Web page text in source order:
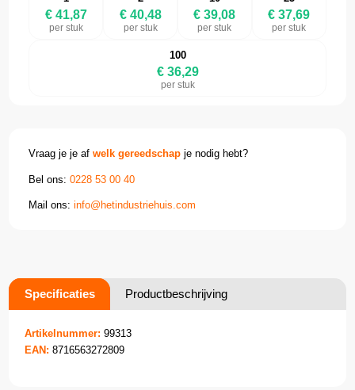
€ 41,87
per stuk
€ 40,48
per stuk
€ 39,08
per stuk
€ 37,69
per stuk
100
€ 36,29
per stuk
Vraag je je afwelk gereedschap je nodig hebt?
Bel ons:0228 53 00 40
Mail ons:info@hetindustriehuis.com
Specificaties Productbeschrijving
Artikelnummer: 99313
EAN: 8716563272809